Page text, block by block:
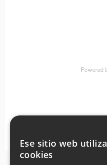
Ese sitio web utiliza
cookies